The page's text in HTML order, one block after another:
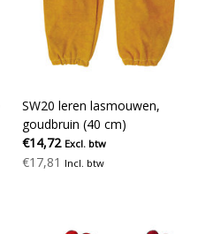
SW20 leren lasmouwen,
goudbruin (40 cm)
€14,72 Excl. btw
€17,81 Incl. btw